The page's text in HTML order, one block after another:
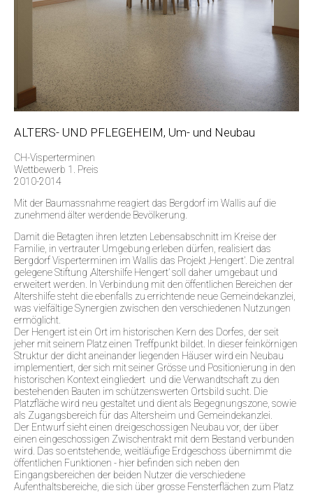
ALTERS- UND PFLEGEHEIM, Um- und Neubau
CH-Visperterminen
Wettbewerb 1. Preis
2010-2014
Mit der Baumassnahme reagiert das Bergdorf im Wallis auf die
zunehmend älter werdende Bevölkerung.
Damit die Betagten ihren letzten Lebensabschnitt im Kreise der
Familie, in vertrauter Umgebung erleben dürfen, realisiert das
Bergdorf Visperterminen im Wallis das Projekt ‚Hengert’. Die zentral
gelegene Stiftung ‚Altershilfe Hengert’ soll daher umgebaut und
erweitert werden. In Verbindung mit den öffentlichen Bereichen der
Altershilfe steht die ebenfalls zu errichtende neue Gemeindekanzlei,
was vielfältige Synergien zwischen den verschiedenen Nutzungen
ermöglicht.
Der Hengert ist ein Ort im historischen Kern des Dorfes, der seit
jeher mit seinem Platz einen Treffpunkt bildet. In dieser feinkörnigen
Struktur der dicht aneinander liegenden Häuser wird ein Neubau
implementiert, der sich mit seiner Grösse und Positionierung in den
historischen Kontext eingliedert und die Verwandtschaft zu den
bestehenden Bauten im schützenswerten Ortsbild sucht. Die
Platzfläche wird neu gestaltet und dient als Begegnungszone, sowie
als Zugangsbereich für das Altersheim und Gemeindekanzlei.
Der Entwurf sieht einen dreigeschossigen Neubau vor, der über
einen eingeschossigen Zwischentrakt mit dem Bestand verbunden
wird. Das so entstehende, weitläufige Erdgeschoss übernimmt die
öffentlichen Funktionen - hier befinden sich neben den
Eingangsbereichen der beiden Nutzer die verschiedene
Aufenthaltsbereiche, die sich über grosse Fensterflächen zum Platz